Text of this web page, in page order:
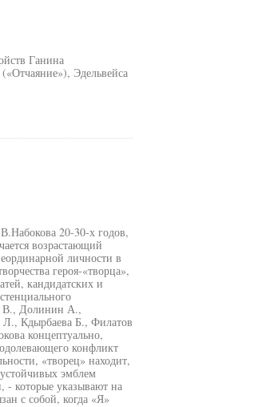
Ганина
Эдельвейса
20-30-х годов,
возрастающий
личности в
героя-«творца»,
кандидатских и
В., Долинин А.,
Кдырбаева Б., Филатов
концептуально,
конфликт
«творец» находит,
эмблем
- которые указывают на
с собой, когда «Я»